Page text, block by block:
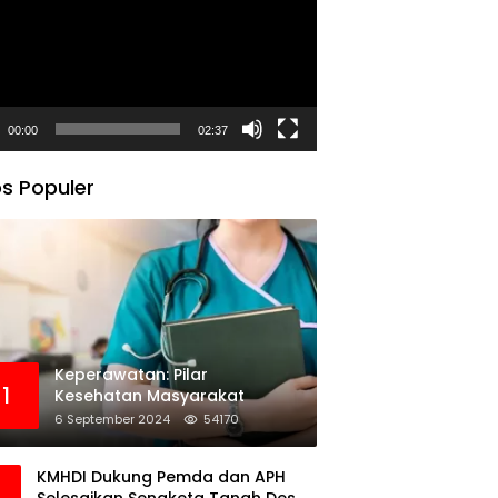
00:00 02:37
Populer
1
Keperawatan: Pilar
Kesehatan Masyarakat
6 September 2024 54170
KMHDI Dukung Pemda dan APH